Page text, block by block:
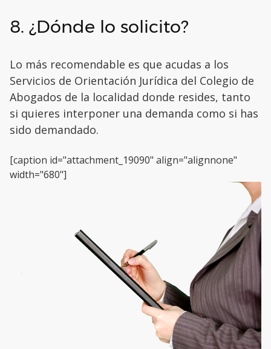
8. ¿Dónde lo solicito?
Lo más recomendable es que acudas a los
Servicios de Orientación Jurídica del Colegio de
Abogados de la localidad donde resides, tanto
si quieres interponer una demanda como si has
sido demandado.
[caption id="attachment_19090" align="alignnone"
width="680"]